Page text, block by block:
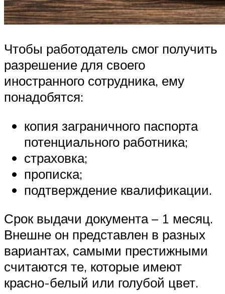
Чтобы работодатель смог получить
разрешение для своего
иностранного сотрудника, ему
понадобятся:
копия заграничного паспорта
потенциального работника;
страховка;
прописка;
подтверждение квалификации.
Срок выдачи документа – 1 месяц.
Внешне он представлен в разных
вариантах, самыми престижными
считаются те, которые имеют
красно-белый или голубой цвет.